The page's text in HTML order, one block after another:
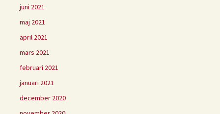
juni 2021
maj 2021
april 2021
mars 2021
februari 2021
januari 2021
december 2020